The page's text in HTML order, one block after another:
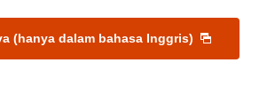
(hanya dalam bahasa Inggris)